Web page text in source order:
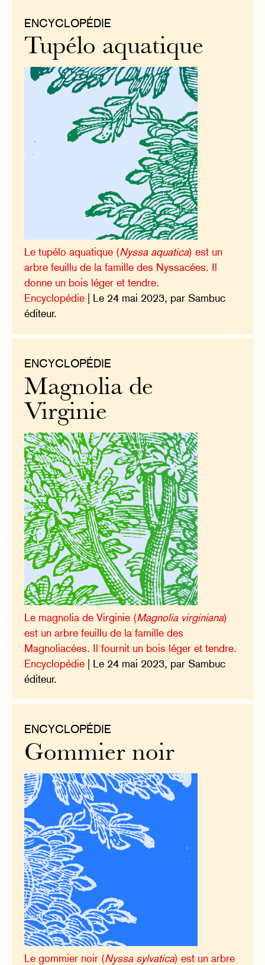
ENCYCLOPÉDIE
Tupélo aquatique
Le tupélo aquatique (Nyssa aquatica) est un
arbre feuillu de la famille des Nyssacées. Il
donne un bois léger et tendre.
Encyclopédie | Le 24 mai 2023, par Sambuc
éditeur.
ENCYCLOPÉDIE
Magnolia de
Virginie
Le magnolia de Virginie (Magnolia virginiana)
est un arbre feuillu de la famille des
Magnoliacées. Il fournit un bois léger et tendre.
Encyclopédie | Le 24 mai 2023, par Sambuc
éditeur.
ENCYCLOPÉDIE
Gommier noir
Le gommier noir (Nyssa sylvatica) est un arbre